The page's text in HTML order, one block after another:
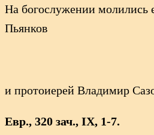
На богослужении молились
Пьянков
и протоиерей Владимир
Евр., 320 зач., IX, 1-7.